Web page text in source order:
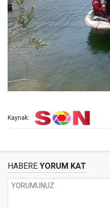
Kaynak:
HABERE YORUM KAT